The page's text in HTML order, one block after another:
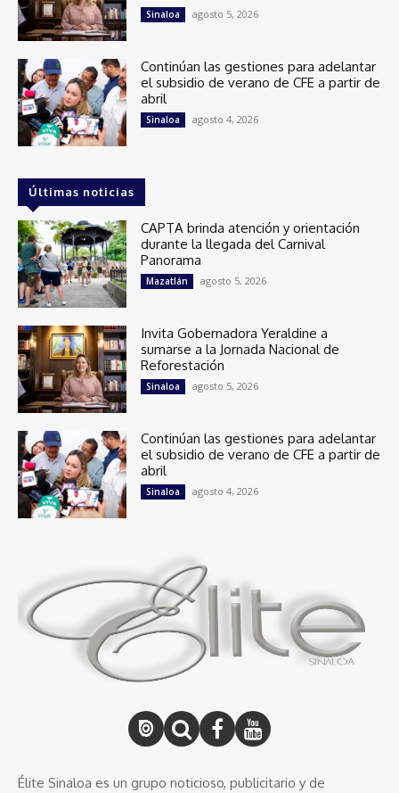
Sinaloa agosto 5, 2026
Continúan las gestiones para adelantar
el subsidio de verano de CFE a partir de
abril
Sinaloa agosto 4, 2026
Últimas noticias
CAPTA brinda atención y orientación
durante la llegada del Carnival
Panorama
Mazatlán agosto 5, 2026
Invita Gobernadora Yeraldine a
sumarse a la Jornada Nacional de
Reforestación
Sinaloa agosto 5, 2026
Continúan las gestiones para adelantar
el subsidio de verano de CFE a partir de
abril
Sinaloa agosto 4, 2026
Élite Sinaloa es un grupo noticioso, publicitario y de